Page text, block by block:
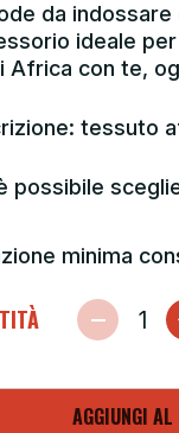
da
ideale
Africa con te,
tessuto
possibile
minima
AGGIUNGI